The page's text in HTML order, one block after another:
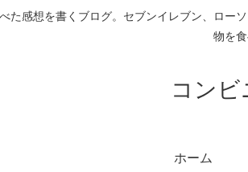
た感想を書くブログ。セブンイレブン、ロ
物を食
コンビ
ホーム